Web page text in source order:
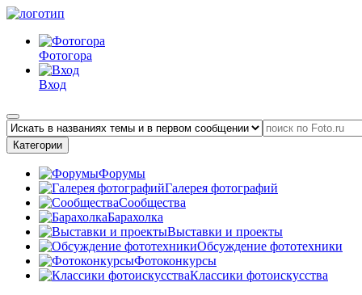
Фотогора
Вход
Категории
Форумы
Галерея фотографий
Сообщества
Барахолка
Выставки и проекты
Обсуждение фототехники
Фотоконкурсы
Классики фотоискусства